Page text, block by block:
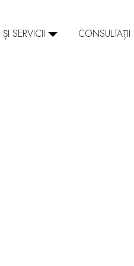
SERVICII CONSULTAȚII